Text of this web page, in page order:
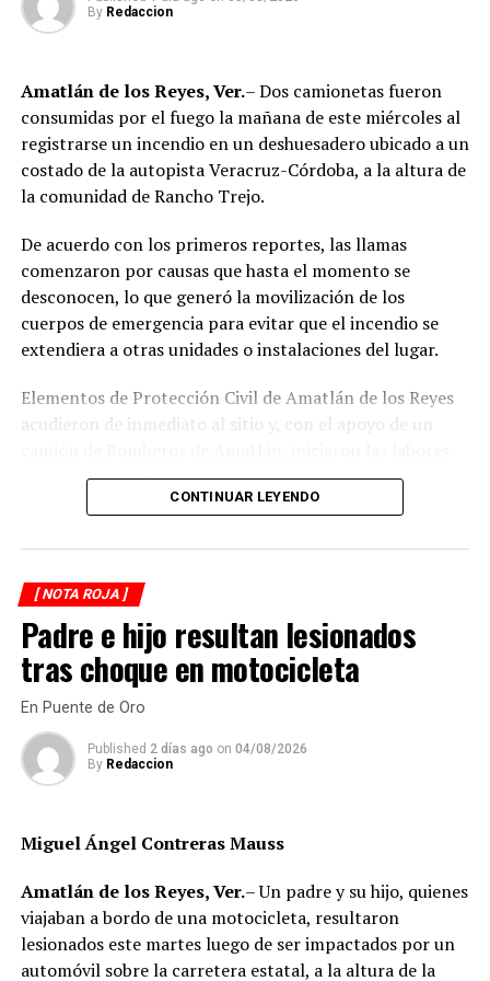
comunidad y sirve como un recordatorio sombrío sobre
RELATED TOPICS:
DESPUÉS
Rechaza SSP homicidio de joven en Mando Único
Muere mujer en El Pico
By Redaccion
Amatlán de los Reyes, Ver.– Dos camionetas fueron
consumidas por el fuego la mañana de este miércoles al
registrarse un incendio en un deshuesadero ubicado a un
costado de la autopista Veracruz-Córdoba, a la altura de
la comunidad de Rancho Trejo.
De acuerdo con los primeros reportes, las llamas
comenzaron por causas que hasta el momento se
desconocen, lo que generó la movilización de los
cuerpos de emergencia para evitar que el incendio se
extendiera a otras unidades o instalaciones del lugar.
Elementos de Protección Civil de Amatlán de los Reyes
acudieron de inmediato al sitio y, con el apoyo de un
para sofocar el fuego, logrando controlar la emergencia
tras varios minutos de trabajo.
Como resultado del siniestro, dos camionetas quedaron
con daños totales a consecuencia de las llamas. No se
reportaron personas lesionadas ni fue necesario evacuar
la zona.
Las autoridades realizaron una inspección en el
deshuesadero para descartar riesgos adicionales y
determinar las posibles causas que originaron el
incendio.
provocado por una falla mecánica, un cortocircuito o
algún otro factor, por lo que serán las investigaciones
correspondientes las que determinen el origen del
siniestro.
CONTINUAR LEYENDO
[ NOTA ROJA ]
Padre e hijo resultan lesionados
tras choque en motocicleta
En Puente de Oro
Published 2 días ago on 04/08/2026
By Redaccion
Miguel Ángel Contreras Mauss
Amatlán de los Reyes, Ver.– Un padre y su hijo, quienes
viajaban a bordo de una motocicleta, resultaron
lesionados este martes luego de ser impactados por un
automóvil sobre la carretera estatal, a la altura de la